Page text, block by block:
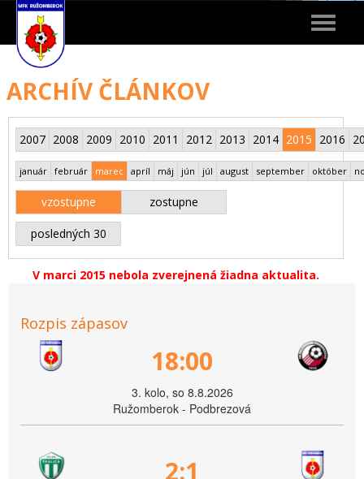
Toggle
ARCHÍV ČLÁNKOV
2007 2008 2009 2010 2011 2012 2013 2014 2015 2016
január február marec apríl máj jún júl august september október
vzostupne zostupne
posledných 30
V marci 2015 nebola zverejnená žiadna aktualita.
Rozpis zápasov
18:00
3. kolo, so 8.8.2026
Ružomberok - Podbrezová
2:1